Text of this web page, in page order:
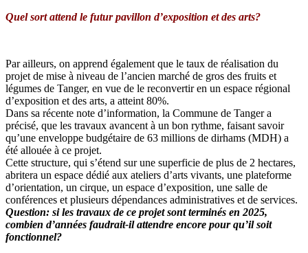
Quel sort attend le futur pavillon d’exposition et des arts?
Par ailleurs, on apprend également que le taux de réalisation du
projet de mise à niveau de l’ancien marché de gros des fruits et
légumes de Tanger, en vue de le reconvertir en un espace régional
d’exposition et des arts, a atteint 80%.
Dans sa récente note d’information, la Commune de Tanger a
précisé, que les travaux avancent à un bon rythme, faisant savoir
qu’une enveloppe budgétaire de 63 millions de dirhams (MDH) a
été allouée à ce projet.
Cette structure, qui s’étend sur une superficie de plus de 2 hectares,
abritera un espace dédié aux ateliers d’arts vivants, une plateforme
d’orientation, un cirque, un espace d’exposition, une salle de
conférences et plusieurs dépendances administratives et de services.
Question: si les travaux de ce projet sont terminés en 2025,
combien d’années faudrait-il attendre encore pour qu’il soit
fonctionnel?